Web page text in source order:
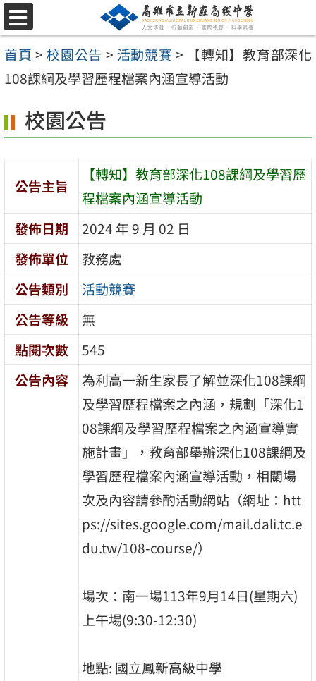
跳
至
主
要
容
區
選
單
首頁 > 校園公告 > 活動競賽 >
【轉知】教育部深化
108課綱及學習歷程檔案內涵宣導活動
校園公告
公告主旨
【轉知】教育部深化108課綱及學習歷
程檔案內涵宣導活動
發佈日期
2024 年 9 月 02 日
發佈單位
教務處
公告類別
活動競賽
公告等級
無
點閱次數
545
公告內容
為利高一新生家長了解並深化108課綱
及學習歷程檔案之內涵，規劃「深化1
08課綱及學習歷程檔案之內涵宣導實
施計畫」，教育部舉辦深化108課綱及
學習歷程檔案內涵宣導活動，相關場
次及內容請參酌活動網站（網址：htt
ps://sites.google.com/mail.dali.tc.e
du.tw/108-course/）
場次：南一場113年9月14日(星期六)
上午場(9:30-12:30)
地點: 國立鳳新高級中學